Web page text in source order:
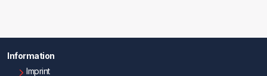
Information
Imprint